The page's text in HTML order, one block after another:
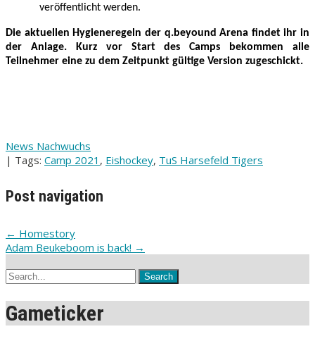
veröffentlicht werden.
Die aktuellen Hygieneregeln der q.beyound Arena findet ihr in
der Anlage. Kurz vor Start des Camps bekommen alle
Teilnehmer eine zu dem Zeitpunkt gültige Version zugeschickt.
News Nachwuchs
| Tags: Camp 2021 , Eishockey, TuS Harsefeld Tigers
Post navigation
← Homestory
Adam Beukeboom is back! →
Gameticker